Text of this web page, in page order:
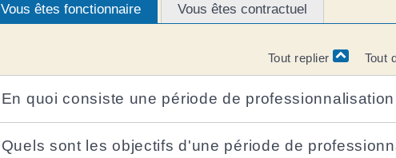
Vous êtes fonctionnaire Vous êtes contractuel
Tout replier Tout
En quoi consiste une période de professionnalisation
Quels sont les objectifs d'une période de